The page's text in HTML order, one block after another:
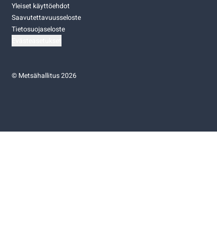
Yleiset käyttöehdot
Saavutettavuusseloste
Tietosuojaseloste
©Metsähallitus 2026